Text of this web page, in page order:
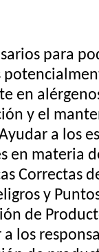
para
en
y el
a los
en materia
Correctas
y
de
los